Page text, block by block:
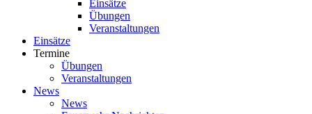
Einsätze
Übungen
Veranstaltungen
Einsätze
Termine
Übungen
Veranstaltungen
News
News